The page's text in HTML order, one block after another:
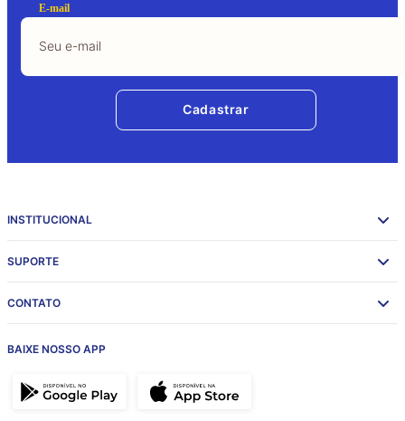
E-mail
Cadastrar
INSTITUCIONAL
SUPORTE
CONTATO
BAIXE NOSSO APP